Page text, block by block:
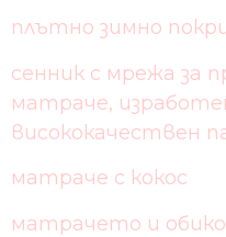
плътно зимно
сенник с мрежа за
матраче,
висококачествен
матраче с кокос
матрачето и